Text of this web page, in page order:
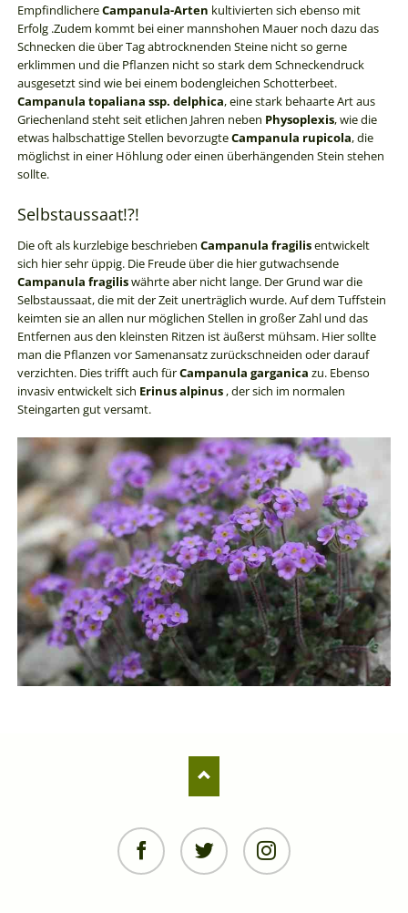
EmpfindlichereCampanula-Arten kultivierten sich ebenso mit
Erfolg .Zudem kommt bei einer mannshohen Mauer noch dazu das
Schnecken die über Tag abtrocknenden Steine nicht so gerne
erklimmen und die Pflanzen nicht so stark dem Schneckendruck
ausgesetzt sind wie bei einem bodengleichen Schotterbeet.
Campanula topaliana ssp. delphica, eine stark behaarte Art aus
Griechenland steht seit etlichen Jahren neben Physoplexis, wie die
etwas halbschattige Stellen bevorzugteCampanula rupicola, die
möglichst in einer Höhlung oder einen überhängenden Stein stehen
sollte.
Selbstaussaat!?!
Die oft als kurzlebige beschrieben Campanula fragilisentwickelt
sich hier sehr üppig. Die Freude über die hier gutwachsende
Campanula fragiliswährte aber nicht lange. Der Grund war die
Selbstaussaat, die mit der Zeit unerträglich wurde. Auf dem Tuffstein
keimten sie an allen nur möglichen Stellen in großer Zahl und das
Entfernen aus den kleinsten Ritzen ist äußerst mühsam. Hier sollte
man die Pflanzen vor Samenansatz zurückschneiden oder darauf
verzichten. Dies trifft auch fürCampanula garganica zu. Ebenso
invasiv entwickelt sich Erinus alpinus, der sich im normalen
Steingarten gut versamt.